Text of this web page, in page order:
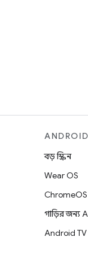
বড় স্ক্রিন
Wear OS
গাড়ির জন্য
Android TV